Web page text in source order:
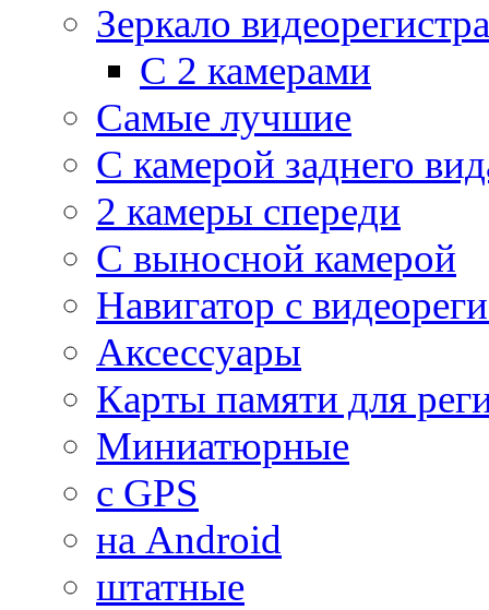
Зеркало
С 2 камерами
Самые лучшие
С камерой заднего
2 камеры спереди
С выносной камерой
Навигатор с
Аксессуары
Карты памяти для
Миниатюрные
с GPS
на Android
штатные